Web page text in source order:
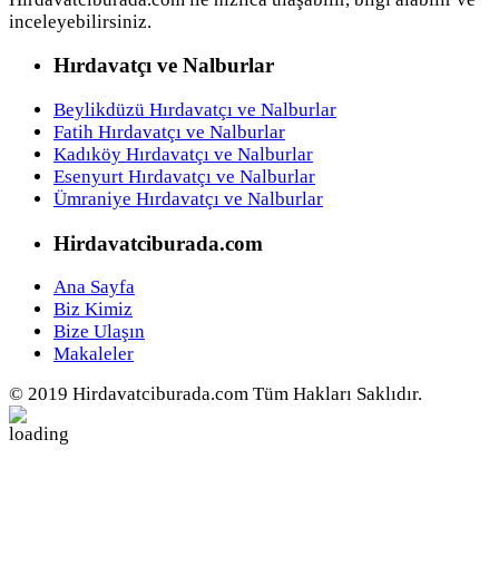
inceleyebilirsiniz.
Hırdavatçı ve Nalburlar
Beylikdüzü Hırdavatçı ve Nalburlar
Fatih Hırdavatçı ve Nalburlar
Kadıköy Hırdavatçı ve Nalburlar
Esenyurt Hırdavatçı ve Nalburlar
Ümraniye Hırdavatçı ve Nalburlar
Hirdavatciburada.com
Ana Sayfa
Biz Kimiz
Bize Ulaşın
Makaleler
© 2019 Hirdavatciburada.com Tüm Hakları Saklıdır.